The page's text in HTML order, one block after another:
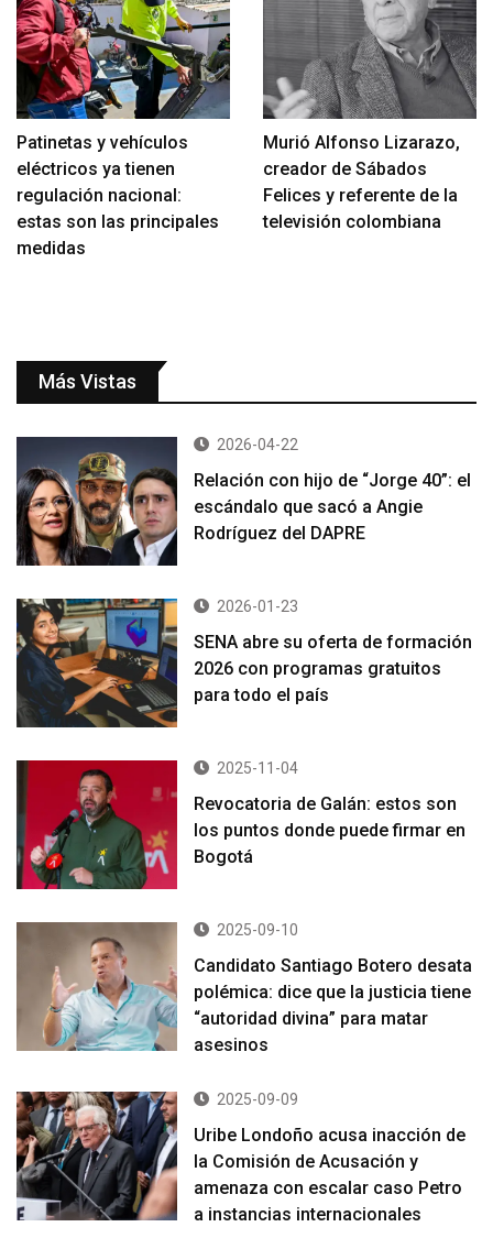
Patinetas y vehículos
eléctricos ya tienen
regulación nacional:
estas son las principales
medidas
Murió Alfonso Lizarazo,
creador de Sábados
Felices y referente de la
televisión colombiana
Más Vistas
2026-04-22
Relación con hijo de “Jorge 40”: el
escándalo que sacó a Angie
Rodríguez del DAPRE
2026-01-23
SENA abre su oferta de formación
2026 con programas gratuitos
para todo el país
2025-11-04
Revocatoria de Galán: estos son
los puntos donde puede firmar en
Bogotá
2025-09-10
Candidato Santiago Botero desata
polémica: dice que la justicia tiene
“autoridad divina” para matar
asesinos
2025-09-09
Uribe Londoño acusa inacción de
la Comisión de Acusación y
amenaza con escalar caso Petro
a instancias internacionales